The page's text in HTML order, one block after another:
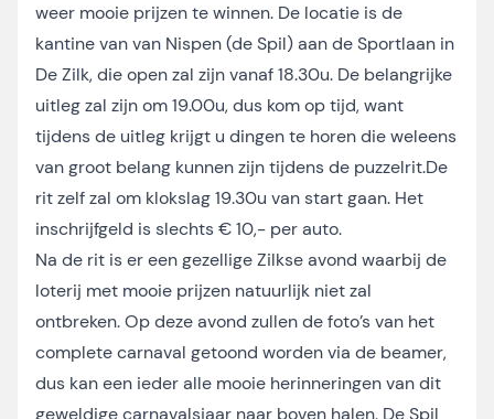
weer mooie prijzen te winnen. De locatie is de
kantine van van Nispen (de Spil) aan de Sportlaan in
De Zilk, die open zal zijn vanaf 18.30u. De belangrijke
uitleg zal zijn om 19.00u, dus kom op tijd, want
tijdens de uitleg krijgt u dingen te horen die weleens
van groot belang kunnen zijn tijdens de puzzelrit.De
rit zelf zal om klokslag 19.30u van start gaan. Het
inschrijfgeld is slechts € 10,- per auto.
Na de rit is er een gezellige Zilkse avond waarbij de
loterij met mooie prijzen natuurlijk niet zal
ontbreken. Op deze avond zullen de foto’s van het
complete carnaval getoond worden via de beamer,
dus kan een ieder alle mooie herinneringen van dit
geweldige carnavalsjaar naar boven halen. De Spil